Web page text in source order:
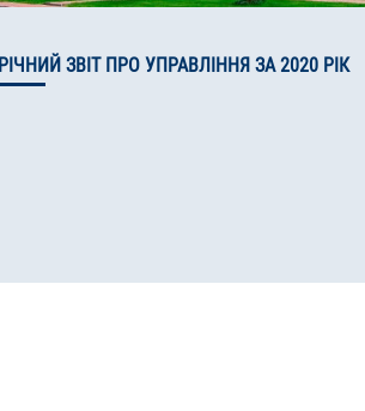
РІЧНИЙ ЗВІТ ПРО УПРАВЛІННЯ ЗА 2020 РІК